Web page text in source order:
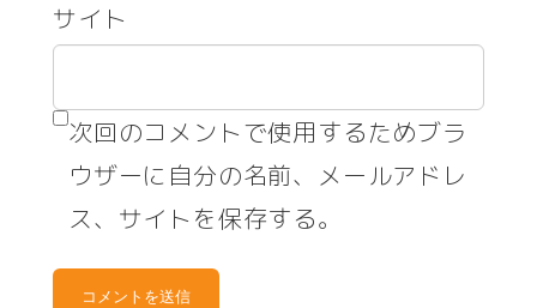
サイト
次回のコメントで使用するためブラ
ウザーに自分の名前、メールアドレ
ス、サイトを保存する。